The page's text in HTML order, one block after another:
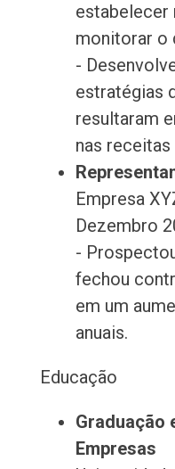
estabelecer
monitorar o
-
estratégias
resultaram
nas
Empresa
Dezembro
-
fechou
em um
anuais.
Educação
Graduação
Empresas